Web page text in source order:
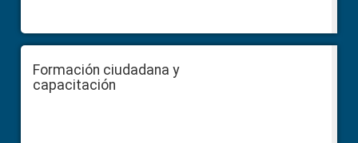
Formación ciudadana y
capacitación